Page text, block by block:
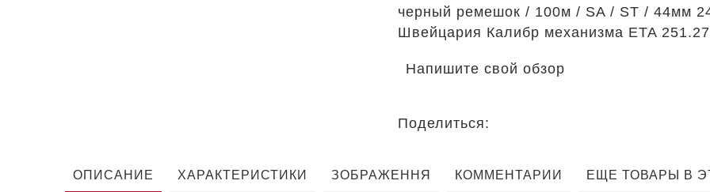
черный ремешок / 100м / SA / ST / 44мм
Швейцария Калибр механизма ETA
Напишите свой обзор
Поделиться:
ОПИСАНИЕ ХАРАКТЕРИСТИКИ ЗОБРАЖЕННЯ КОММЕНТАРИИ ЕЩЕ ТОВАРЫ В